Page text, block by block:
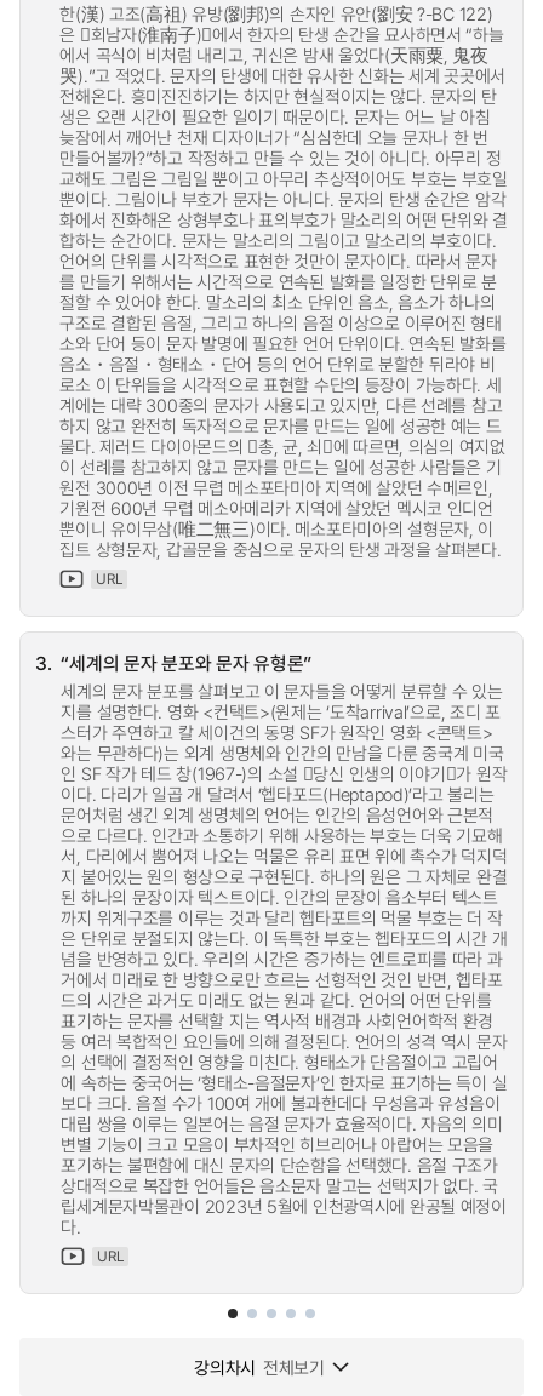
한(漢) 고조(高祖) 유방(劉邦)의 손자인 유안(劉安 ?-BC 122)
은 󰡔회남자(淮南子)󰡕에서 한자의 탄생 순간을 묘사하면서 “하늘
에서 곡식이 비처럼 내리고, 귀신은 밤새 울었다(天雨粟, 鬼夜
哭).”고 적었다. 문자의 탄생에 대한 유사한 신화는 세계 곳곳에서
전해온다. 흥미진진하기는 하지만 현실적이지는 않다. 문자의 탄
생은 오랜 시간이 필요한 일이기 때문이다. 문자는 어느 날 아침
늦잠에서 깨어난 천재 디자이너가 “심심한데 오늘 문자나 한 번
만들어볼까?”하고 작정하고 만들 수 있는 것이 아니다. 아무리 정
교해도 그림은 그림일 뿐이고 아무리 추상적이어도 부호는 부호일
뿐이다. 그림이나 부호가 문자는 아니다. 문자의 탄생 순간은 암각
화에서 진화해온 상형부호나 표의부호가 말소리의 어떤 단위와 결
합하는 순간이다. 문자는 말소리의 그림이고 말소리의 부호이다.
언어의 단위를 시각적으로 표현한 것만이 문자이다. 따라서 문자
를 만들기 위해서는 시간적으로 연속된 발화를 일정한 단위로 분
절할 수 있어야 한다. 말소리의 최소 단위인 음소, 음소가 하나의
구조로 결합된 음절, 그리고 하나의 음절 이상으로 이루어진 형태
소와 단어 등이 문자 발명에 필요한 언어 단위이다. 연속된 발화를
음소・음절・형태소・단어 등의 언어 단위로 분할한 뒤라야 비
로소 이 단위들을 시각적으로 표현할 수단의 등장이 가능하다. 세
계에는 대략 300종의 문자가 사용되고 있지만, 다른 선례를 참고
하지 않고 완전히 독자적으로 문자를 만드는 일에 성공한 예는 드
물다. 제러드 다이아몬드의 󰡔총, 균, 쇠󰡕에 따르면, 의심의 여지없
이 선례를 참고하지 않고 문자를 만드는 일에 성공한 사람들은 기
원전 3000년 이전 무렵 메소포타미아 지역에 살았던 수메르인,
기원전 600년 무렵 메소아메리카 지역에 살았던 멕시코 인디언
뿐이니 유이무삼(唯二無三)이다. 메소포타미아의 설형문자, 이
집트 상형문자, 갑골문을 중심으로 문자의 탄생 과정을 살펴본다.
URL
3. “세계의 문자 분포와 문자 유형론”
세계의 문자 분포를 살펴보고 이 문자들을 어떻게 분류할 수 있는
지를 설명한다. 영화 <컨택트>(원제는 ‘도착arrival’으로, 조디 포
스터가 주연하고 칼 세이건의 동명 SF가 원작인 영화 <콘택트>
와는 무관하다)는 외계 생명체와 인간의 만남을 다룬 중국계 미국
인 SF 작가 테드 창(1967-)의 소설 󰡔당신 인생의 이야기󰡕가 원작
이다. 다리가 일곱 개 달려서 ‘헵타포드(Heptapod)’라고 불리는
문어처럼 생긴 외계 생명체의 언어는 인간의 음성언어와 근본적
으로 다르다. 인간과 소통하기 위해 사용하는 부호는 더욱 기묘해
서, 다리에서 뿜어져 나오는 먹물은 유리 표면 위에 촉수가 덕지덕
지 붙어있는 원의 형상으로 구현된다. 하나의 원은 그 자체로 완결
된 하나의 문장이자 텍스트이다. 인간의 문장이 음소부터 텍스트
까지 위계구조를 이루는 것과 달리 헵타포트의 먹물 부호는 더 작
은 단위로 분절되지 않는다. 이 독특한 부호는 헵타포드의 시간 개
념을 반영하고 있다. 우리의 시간은 증가하는 엔트로피를 따라 과
거에서 미래로 한 방향으로만 흐르는 선형적인 것인 반면, 헵타포
드의 시간은 과거도 미래도 없는 원과 같다. 언어의 어떤 단위를
표기하는 문자를 선택할 지는 역사적 배경과 사회언어학적 환경
등 여러 복합적인 요인들에 의해 결정된다. 언어의 성격 역시 문자
의 선택에 결정적인 영향을 미친다. 형태소가 단음절이고 고립어
에 속하는 중국어는 ‘형태소-음절문자’인 한자로 표기하는 득이 실
보다 크다. 음절 수가 100여 개에 불과한데다 무성음과 유성음이
대립 쌍을 이루는 일본어는 음절 문자가 효율적이다. 자음의 의미
변별 기능이 크고 모음이 부차적인 히브리어나 아랍어는 모음을
포기하는 불편함에 대신 문자의 단순함을 선택했다. 음절 구조가
상대적으로 복잡한 언어들은 음소문자 말고는 선택지가 없다. 국
립세계문자박물관이 2023년 5월에 인천광역시에 완공될 예정이
다.
URL
강의차시 전체보기